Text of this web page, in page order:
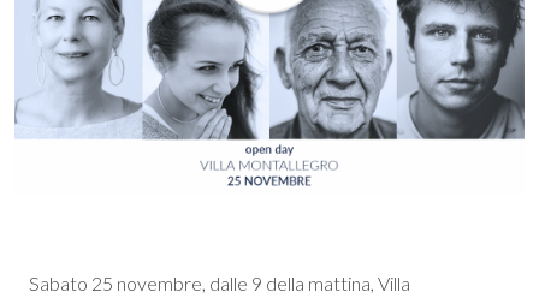
Sabato 25 novembre, dalle 9 della mattina, Villa